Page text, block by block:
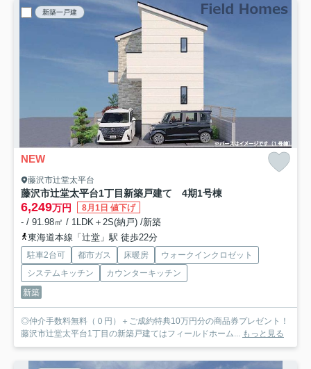
新築一戸建
NEW
藤沢市辻堂太平台
藤沢市辻堂太平台1丁目新築戸建て 4期1号棟
6,249万円 8月1日 値下げ
- / 91.98㎡ / 1LDK＋2S(納戸) /新築
東海道本線「辻堂」駅 徒歩22分
駐車2台可 都市ガス 床暖房
ウォークインクロゼット
システムキッチン
カウンターキッチン
新築
◎仲介手数料無料（０円）＋ご成約特典10万円分の商品券プレゼント！
藤沢市辻堂太平台1丁目の新築戸建てはフィールドホーム... もっと見る